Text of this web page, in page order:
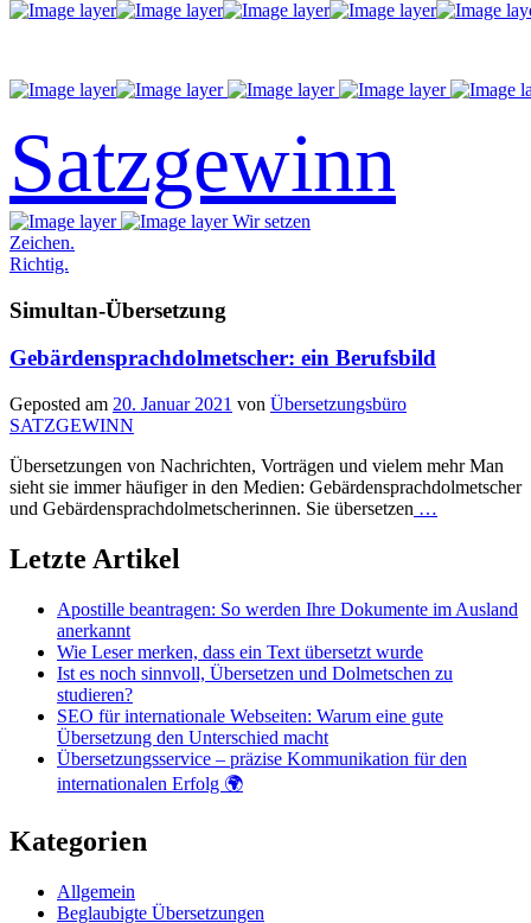
Satzgewinn
Wir setzen
Zeichen.
Richtig.
Simultan-Übersetzung
Gebärdensprachdolmetscher: ein Berufsbild
Geposted am 20. Januar 2021 von Übersetzungsbüro
SATZGEWINN
Übersetzungen von Nachrichten, Vorträgen und vielem mehr Man
sieht sie immer häufiger in den Medien: Gebärdensprachdolmetscher
und Gebärdensprachdolmetscherinnen. Sie übersetzen …
Letzte Artikel
Apostille beantragen: So werden Ihre Dokumente im Ausland
anerkannt
Wie Leser merken, dass ein Text übersetzt wurde
Ist es noch sinnvoll, Übersetzen und Dolmetschen zu
studieren?
SEO für internationale Webseiten: Warum eine gute
Übersetzung den Unterschied macht
Übersetzungsservice – präzise Kommunikation für den
internationalen Erfolg 🌍
Kategorien
Allgemein
Beglaubigte Übersetzungen